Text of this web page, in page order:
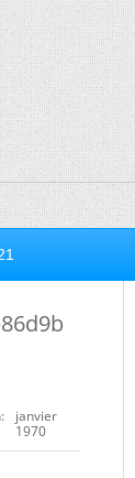
janvier
1970